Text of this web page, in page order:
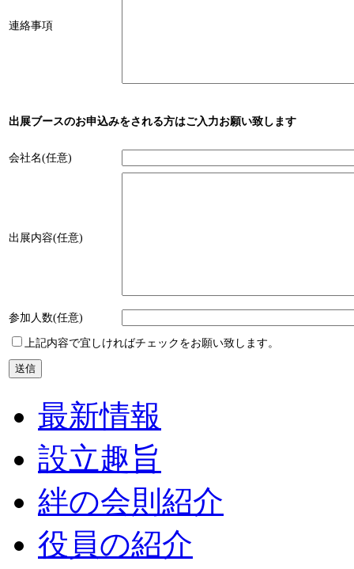
連絡事項
出展ブースのお申込みをされる方はご入力お願い致します
会社名(任意)
出展内容(任意)
参加人数(任意)
上記内容で宜しければチェックをお願い致します。
最新情報
設立趣旨
絆の会則紹介
役員の紹介